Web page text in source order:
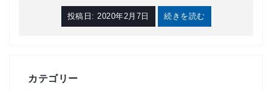
投稿日: 2020年2月7日 続きを読む
カテゴリー